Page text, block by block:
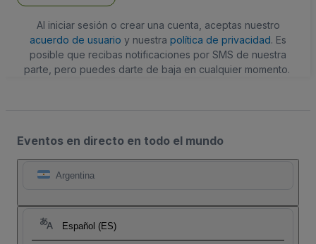
Al iniciar sesión o crear una cuenta, aceptas nuestro
acuerdo de usuario y nuestra política de privacidad. Es
posible que recibas notificaciones por SMS de nuestra
parte, pero puedes darte de baja en cualquier momento.
Eventos en directo en todo el mundo
Argentina
Español (ES)